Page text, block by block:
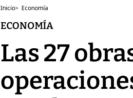
Inicio> Economía
ECONOMÍA
Las 27